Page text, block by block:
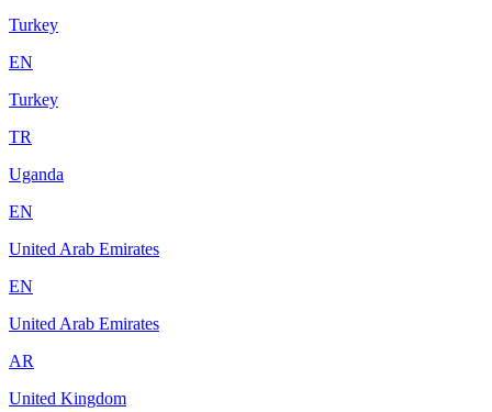
Turkey
EN
Turkey
TR
Uganda
EN
United Arab Emirates
EN
United Arab Emirates
AR
United Kingdom